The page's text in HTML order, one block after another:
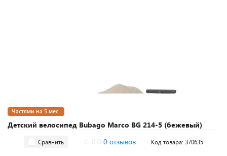
Детский велосипед Bubago Marco BG 214-5 (бежевый)
Частями на 5 мес.
Сравнить 0 отзывов Код товара: 370635